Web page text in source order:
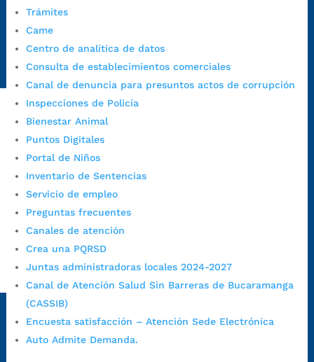
Trámites
Came
Centro de analítica de datos
Consulta de establecimientos comerciales
Canal de denuncia para presuntos actos de corrupción
Inspecciones de Policía
Bienestar Animal
Puntos Digitales
Portal de Niños
Inventario de Sentencias
Servicio de empleo
Preguntas frecuentes
Canales de atención
Crea una PQRSD
Juntas administradoras locales 2024-2027
Canal de Atención Salud Sin Barreras de Bucaramanga
(CASSIB)
Encuesta satisfacción – Atención Sede Electrónica
Auto Admite Demanda.
https://canaldenuncia.bucaramanga.gov.co/
Radique aquí su queja disciplinaria:
https://www.bucaramanga.gov.co/gobierno-ciudadanos-
1/secretarias/oficina-de-control-interno-disciplinario/
@AlcaldíaBGA
Alcaldía de Bucaramanga
Autorización de Tratamiento de Datos Personales
de Tratamiento de Datos Personales
|
Política web y
comunicaciones |Política de derechos de autor